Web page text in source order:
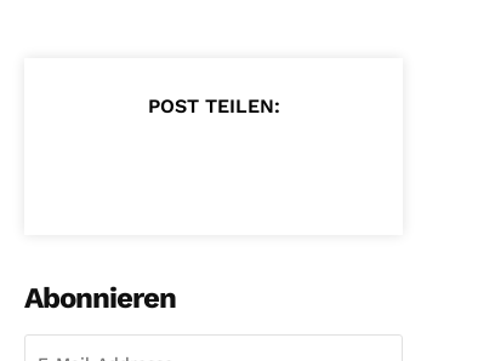
POST TEILEN:
Abonnieren